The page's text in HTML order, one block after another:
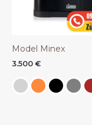
Model Minex
3.500 €